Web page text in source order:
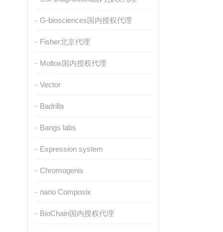
G-biosciences国内授权代理
Fisher北京代理
Moltox国内授权代理
Vector
Badrilla
Bangs labs
Expression system
Chromogenix
nano Composix
BioChain国内授权代理